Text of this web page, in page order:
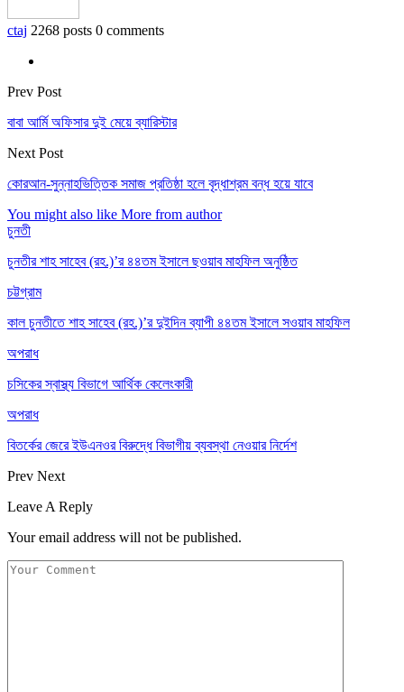
ctaj 2268 posts 0 comments
Prev Post
বাবা আর্মি অফিসার দুই মেয়ে ব্যারিস্টার
Next Post
কোরআন-সুন্নাহভিত্তিক সমাজ প্রতিষ্ঠা হলে বৃদ্ধাশ্রম বন্ধ হয়ে যাবে
You might also like More from author
চুনতী
চুনতীর শাহ সাহেব (রহ.)’র ৪৪তম ইসালে ছওয়াব মাহফিল অনুষ্ঠিত
চট্টগ্রাম
কাল চুনতীতে শাহ সাহেব (রহ.)’র দুইদিন ব্যাপী ৪৪তম ইসালে সওয়াব মাহফিল
অপরাধ
চসিকের স্বাস্থ্য বিভাগে আর্থিক কেলেংকারী
অপরাধ
বিতর্কের জেরে ইউএনওর বিরুদ্ধে বিভাগীয় ব্যবস্থা নেওয়ার নির্দেশ
Prev Next
Leave A Reply
Your email address will not be published.